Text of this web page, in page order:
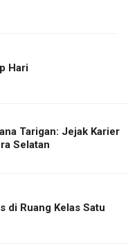
Hari
Tarigan: Jejak Karier
Selatan
di Ruang Kelas Satu